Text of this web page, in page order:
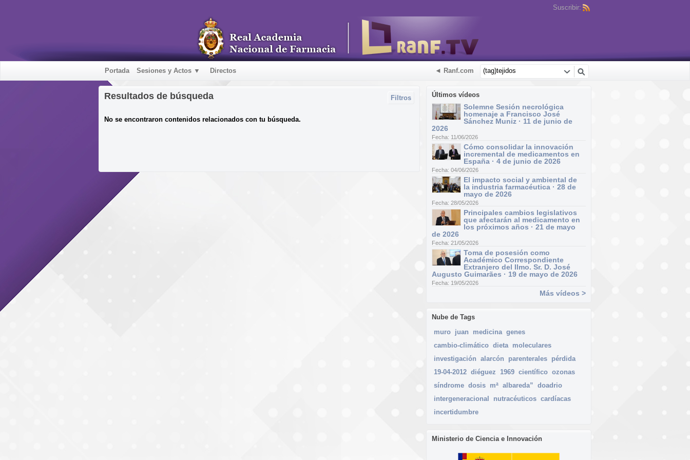
Suscribir:
Portada Sesiones y Actos ▼ Directos ◄ Ranf.com
Últimos vídeos
Solemne Sesión necrológica
homenaje a Francisco José
Sánchez Muniz · 11 de junio de
2026
Fecha: 11/06/2026
Cómo consolidar la innovación
incremental de medicamentos en
España · 4 de junio de 2026
Fecha: 04/06/2026
El impacto social y ambiental de
la industria farmacéutica · 28 de
mayo de 2026
Fecha: 28/05/2026
Principales cambios legislativos
que afectarán al medicamento en
los próximos años · 21 de mayo
de 2026
Fecha: 21/05/2026
Toma de posesión como
Académico Correspondiente
Extranjero del Ilmo. Sr. D. José
Augusto Guimarães · 19 de mayo de 2026
Fecha: 19/05/2026
Más vídeos >
Nube de Tags
muro juan medicina genes
cambio-climático dieta moleculares
investigación alarcón parenterales pérdida
19-04-2012 diéguez 1969 científico ozonas
síndrome dosis mª albareda” doadrio
intergeneracional
nutracéuticos cardíacas
incertidumbre
Ministerio de Ciencia e Innovación
Filtros
Resultados de búsqueda
No se encontraron contenidos relacionados con tu búsqueda.